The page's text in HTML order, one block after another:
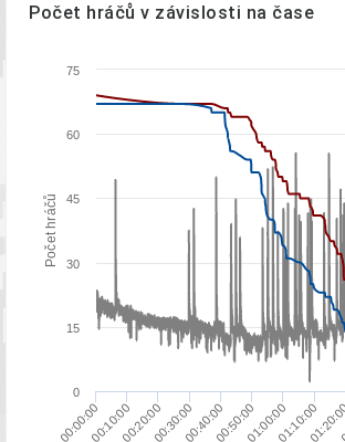
Počet hráčů v závislosti na čase
Počet hráčů
00:00:0000:10:0000:20:0000:30:0000:40:0000:50:0001:00:0001:10:00
0
15
30
45
60
75